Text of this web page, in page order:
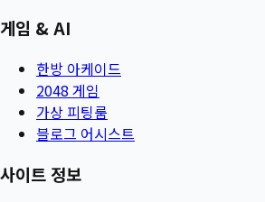
게임 & AI
한방 아케이드
2048 게임
가상 피팅룸
블로그 어시스트
사이트 정보